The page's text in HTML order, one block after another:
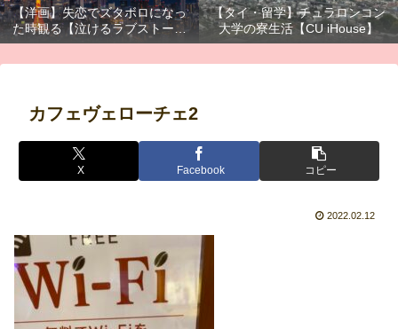
【洋画】失恋でズタボロになっ
た時観る【泣けるラブストーリ
ーまとめ】
【タイ・留学】チュラロンコン
大学の寮生活【CU iHouse】
カフェヴェローチェ2
X Facebook コピー
2022.02.12